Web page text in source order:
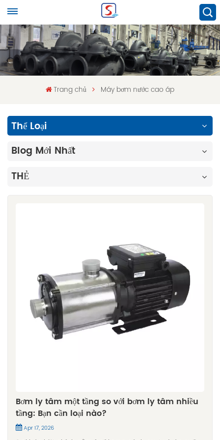
Trang chủ Máy bơm nước cao áp
Thể Loại
Blog Mới Nhất
THẺ
Bơm ly tâm một tầng so với bơm ly tâm nhiều
tầng: Bạn cần loại nào?
Apr 17, 2026